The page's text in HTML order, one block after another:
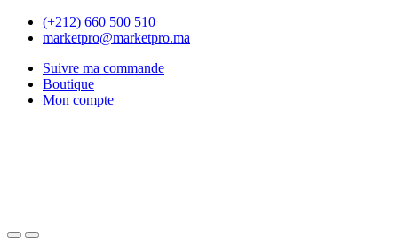
Skip
Skip
(+212) 660 500 510
marketpro@marketpro.ma
Suivre ma commande
Boutique
Mon compte
OpenClose